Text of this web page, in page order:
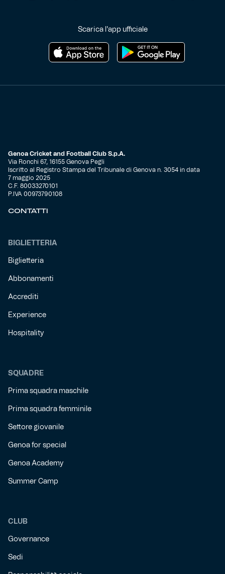
Scarica l'app ufficiale
Genoa Cricket and Football Club S.p.A.
Via Ronchi 67, 16155 Genova Pegli
Iscritto al Registro Stampa del Tribunale di Genova n. 3054 in data
7 maggio 2025
C.F. 80033270101
P.IVA 00973790108
CONTATTI
BIGLIETTERIA
Biglietteria
Abbonamenti
Accrediti
Experience
Hospitality
SQUADRE
Prima squadra maschile
Prima squadra femminile
Settore giovanile
Genoa for special
Genoa Academy
Summer Camp
CLUB
Governance
Sedi